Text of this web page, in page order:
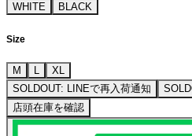
WHITE BLACK
Size
M L
XL
SOLDOUT: LINEで再入荷通知
店頭在庫を確認